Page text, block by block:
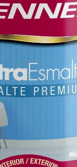
8º porta
10º chuveiro